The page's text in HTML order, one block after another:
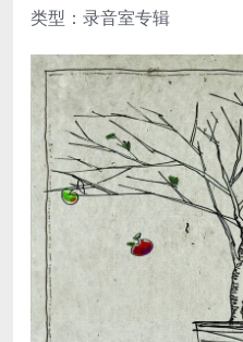
类型：录音室专辑